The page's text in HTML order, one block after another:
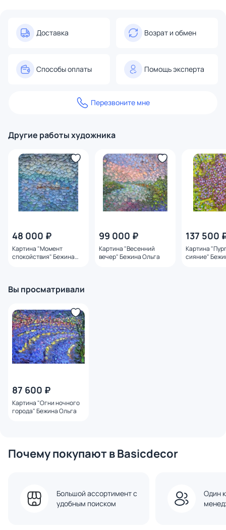
Доставка Возрат и обмен
Способы оплаты Помощь эксперта
Перезвоните мне
Другие работы художника
48 000 ₽
Картина "Момент
спокойствия" Бежина
99 000 ₽
Картина "Весенний
вечер" Бежина Ольга
137 500
Картина
сияние"
Вы просматривали
87 600 ₽
Картина "Огни ночного
города" Бежина Ольга
Почему покупают в Basicdecor
Большой ассортимент с
удобным поиском
Один